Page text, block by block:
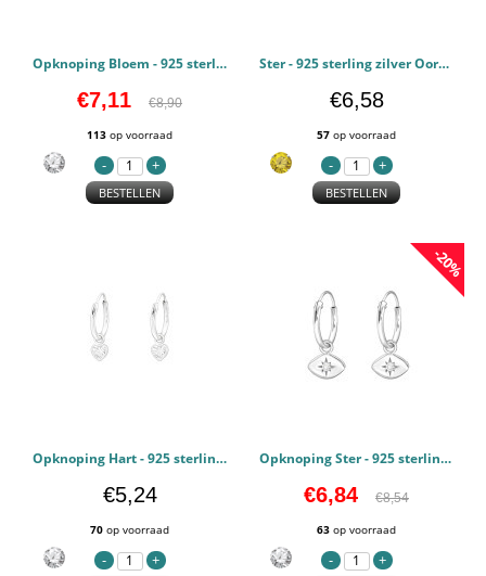
Opknoping Bloem - 925 sterling zilver Oorringen PCJW43375
€7,11 €8,90
113 op voorraad
BESTELLEN
Ster - 925 sterling zilver Oorringen PCJW43433
€6,58
57 op voorraad
BESTELLEN
Opknoping Hart - 925 sterling zilver Oorringen PCJW43453
€5,24
70 op voorraad
-20%
Opknoping Ster - 925 sterling zilver Oorringen PCJW43456
€6,84 €8,54
63 op voorraad